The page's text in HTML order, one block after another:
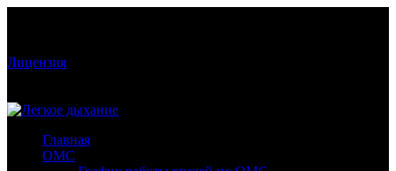
Лицензия
Главная
ОМС